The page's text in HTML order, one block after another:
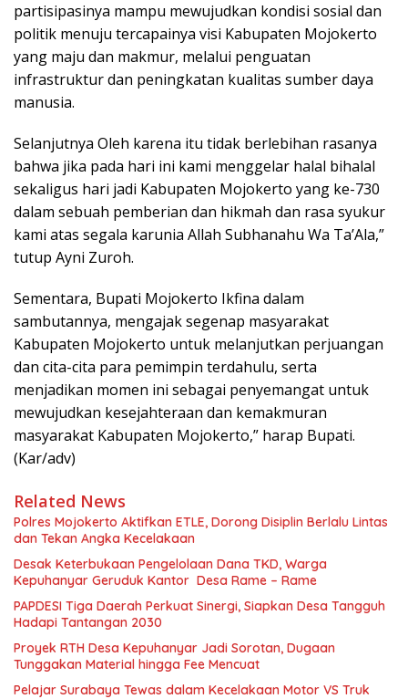
partisipasinya mampu mewujudkan kondisi sosial dan
politik menuju tercapainya visi Kabupaten Mojokerto
yang maju dan makmur, melalui penguatan
infrastruktur dan peningkatan kualitas sumber daya
manusia.
Selanjutnya Oleh karena itu tidak berlebihan rasanya
bahwa jika pada hari ini kami menggelar halal bihalal
sekaligus hari jadi Kabupaten Mojokerto yang ke-730
dalam sebuah pemberian dan hikmah dan rasa syukur
kami atas segala karunia Allah Subhanahu Wa Ta’Ala,”
tutup Ayni Zuroh.
Sementara, Bupati Mojokerto Ikfina dalam
sambutannya, mengajak segenap masyarakat
Kabupaten Mojokerto untuk melanjutkan perjuangan
dan cita-cita para pemimpin terdahulu, serta
menjadikan momen ini sebagai penyemangat untuk
mewujudkan kesejahteraan dan kemakmuran
masyarakat Kabupaten Mojokerto,” harap Bupati.
(Kar/adv)
Related News
Polres Mojokerto Aktifkan ETLE, Dorong Disiplin Berlalu Lintas
dan Tekan Angka Kecelakaan
Desak Keterbukaan Pengelolaan Dana TKD, Warga
Kepuhanyar Geruduk Kantor Desa Rame – Rame
PAPDESI Tiga Daerah Perkuat Sinergi, Siapkan Desa Tangguh
Hadapi Tantangan 2030
Proyek RTH Desa Kepuhanyar Jadi Sorotan, Dugaan
Tunggakan Material hingga Fee Mencuat
Pelajar Surabaya Tewas dalam Kecelakaan Motor VS Truk